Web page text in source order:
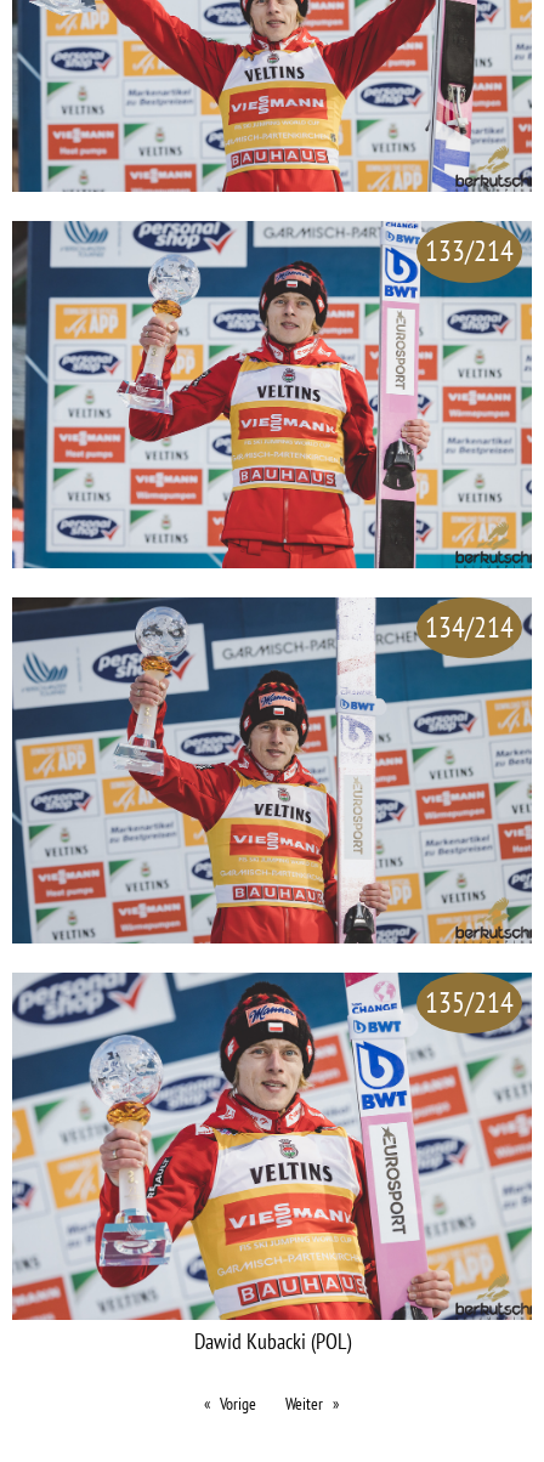
133/214
134/214
135/214
Dawid Kubacki (POL)
Vorige Weiter